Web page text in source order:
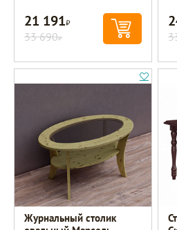
21 191Р
33 690Р
Журнальный столик